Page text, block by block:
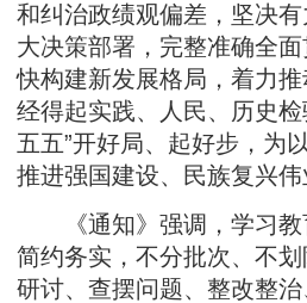
和纠治政绩观偏差，坚决
大决策部署，完整准确全
快构建新发展格局，着力
经得起实践、人民、历史
五五”开好局、起好步，为
推进强国建设、民族复兴伟
《通知》强调，学习教
简约务实，不分批次、不
研讨、查摆问题、整改整